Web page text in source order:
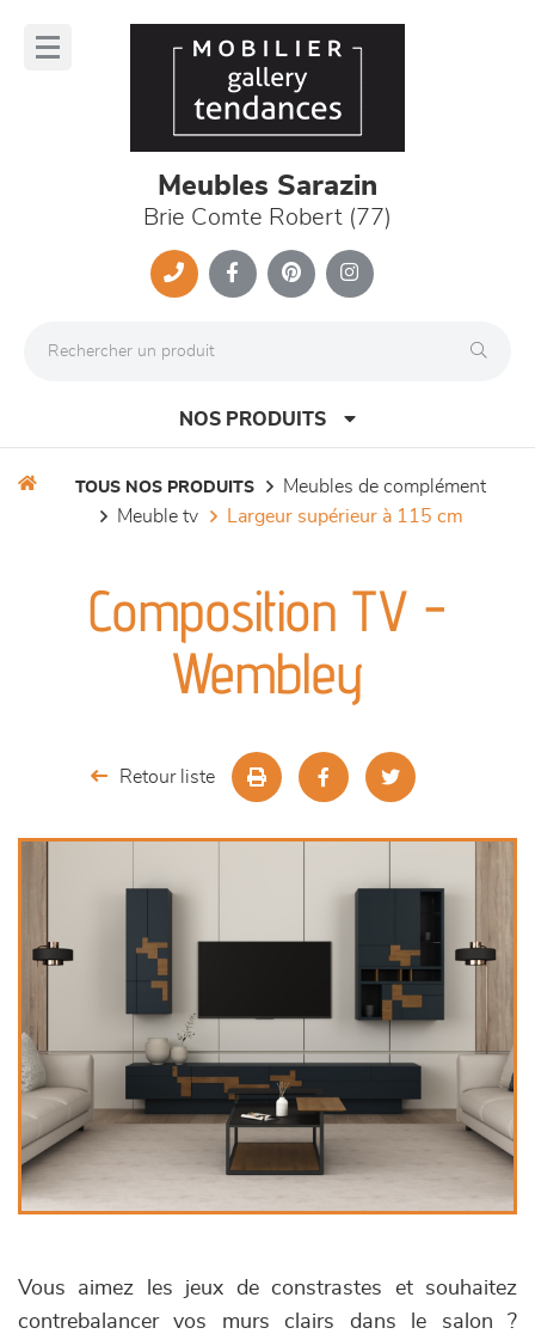
Meubles Sarazin
Brie Comte Robert (77)
NOS PRODUITS
séjours
meubles de complément
TOUS NOS PRODUITS
meubles de complément
meuble tv
largeur supérieur à 115 cm
Composition TV -
Wembley
Retour liste
Vous aimez les jeux de constrastes et souhaitez
contrebalancer vos murs clairs dans le salon ?